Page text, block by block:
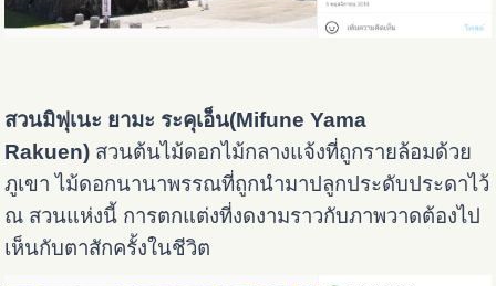
สวนมิฟุเนะ ยามะ ระคุเอ็น(Mifune Yama
Rakuen) สวนต้นไม้ดอกไม้กลางแจ้งที่ถูกรายล้อมด้วย
ภูเขา ไม้ดอกนานาพรรณที่ถูกนำมาปลูกประดับประดาไว้
ณ สวนแห่งนี้ การตกแต่งที่งดงามราวกับภาพวาดต้องไป
เห็นกับตาสักครั้งในชีวิต